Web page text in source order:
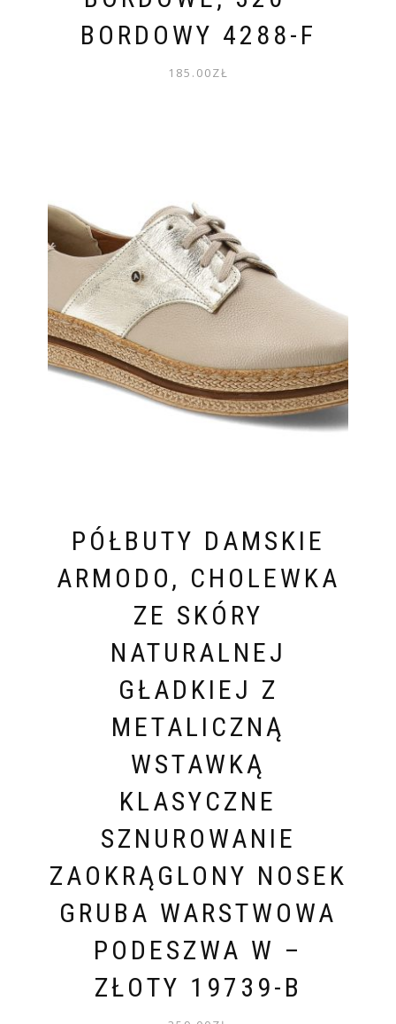
BORDOWY 4288-F
185.00ZŁ
PÓŁBUTY DAMSKIE
ARMODO, CHOLEWKA
ZE SKÓRY
NATURALNEJ
GŁADKIEJ Z
METALICZNĄ
WSTAWKĄ
KLASYCZNE
SZNUROWANIE
ZAOKRĄGLONY NOSEK
GRUBA WARSTWOWA
PODESZWA W –
ZŁOTY 19739-B